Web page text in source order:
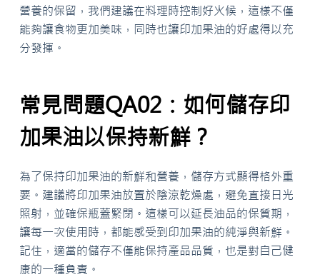
營養的保留，我們建議在料理時控制好火候，這樣不僅
能夠讓食物更加美味，同時也讓印加果油的好處得以充
分發揮。
常見問題QA02：如何儲存印
加果油以保持新鮮？
為了保持印加果油的新鮮和營養，儲存方式顯得格外重
要。建議將印加果油放置於陰涼乾燥處，避免直接日光
照射，並確保瓶蓋緊閉。這樣可以延長油品的保質期，
讓每一次使用時，都能感受到印加果油的純淨與新鮮。
記住，適當的儲存不僅能保持產品品質，也是對自己健
康的一種負責。